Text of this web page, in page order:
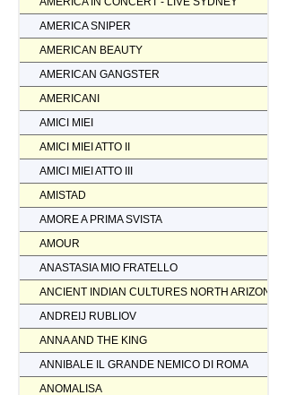
AMERICA SNIPER
AMERICAN BEAUTY
AMERICAN GANGSTER
AMERICANI
AMICI MIEI
AMICI MIEI ATTO II
AMICI MIEI ATTO III
AMISTAD
AMORE A PRIMA SVISTA
AMOUR
ANASTASIA MIO FRATELLO
ANCIENT INDIAN CULTURES NORTH ARIZONA
ANDREIJ RUBLIOV
ANNA AND THE KING
ANNIBALE IL GRANDE NEMICO DI ROMA
ANOMALISA